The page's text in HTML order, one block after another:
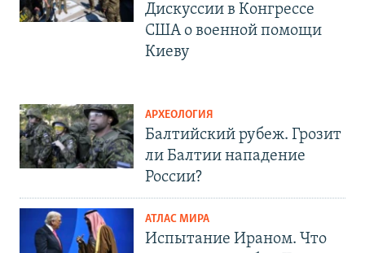
Дискуссии в Конгрессе
США о военной помощи
Киеву
АРХЕОЛОГИЯ
Балтийский рубеж. Грозит
ли Балтии нападение
России?
АТЛАС МИРА
Испытание Ираном. Что